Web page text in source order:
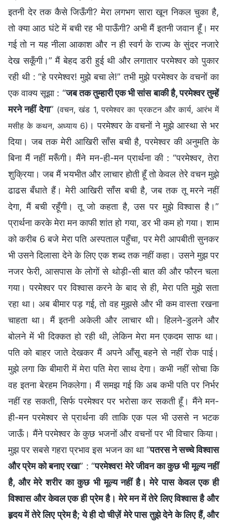
इतनी देर तक कैसे जिऊँगी? मेरा लगभग सारा खून निकल चुका है,
तो क्या आठ घंटे में बची रह भी पाऊँगी? अभी मैं इतनी जवान हूँ। मर
गई तो न यह नीला आकाश और न ही स्वर्ग के राज्य के सुंदर नजारे
देख सकूँगी।” मैं बेहद डरी हुई थी और लगातार परमेश्वर को पुकार
रही थी : “हे परमेश्वर! मुझे बचा ले!” तभी मुझे परमेश्वर के वचनों का
एक वाक्य सूझा : “जब तक तुम्हारी एक भी सांस बाकी है, परमेश्वर तुम्हें
मरने नहीं देगा” (वचन, खंड 1, परमेश्वर का प्रकटन और कार्य, आरंभ में
मसीह के कथन, अध्याय 6) । परमेश्वर के वचनों ने मुझे आस्था से भर
दिया। जब तक मेरी आखिरी साँस बची है, परमेश्वर की अनुमति के
बिना मैं नहीं मरूँगी। मैंने मन-ही-मन प्रार्थना की : “परमेश्वर, तेरा
शुक्रिया। जब मैं भयभीत और लाचार होती हूँ तो केवल तेरे वचन मुझे
ढाढस बँधाते हैं। मेरी आखिरी साँस बची है, जब तक तू मरने नहीं
देगा, मैं बची रहूँगी। तू जो कहता है, उस पर मुझे विश्वास है।”
प्रार्थना करके मेरा मन काफी शांत हो गया, डर भी कम हो गया। शाम
को करीब 6 बजे मेरा पति अस्पताल पहुँचा, पर मेरी आपबीती सुनकर
भी उसने दिलासा देने के लिए एक शब्द तक नहीं कहा। उसने मुझ पर
नजर फेरी, आसपास के लोगों से थोड़ी-सी बात की और फौरन चला
गया। परमेश्वर पर विश्वास करने के बाद से ही, मेरा पति मुझे सता
रहा था। अब बीमार पड़ गई, तो वह मुझसे और भी कम वास्ता रखना
चाहता था। मैं इतनी अकेली और लाचार थी। हिलने-डुलने और
बोलने में भी दिक्कत हो रही थी, लेकिन मेरा मन एकदम साफ था।
पति को बाहर जाते देखकर मैं अपने आँसू बहने से नहीं रोक पाई।
मुझे लगा कि बीमारी में मेरा पति मेरा साथ देगा। कभी नहीं सोचा कि
वह इतना बेरहम निकलेगा। मैं समझ गई कि अब कभी पति पर निर्भर
नहीं रह सकती, सिर्फ परमेश्वर पर भरोसा कर सकती हूँ। मैंने मन-
ही-मन परमेश्वर से प्रार्थना की ताकि एक पल भी उससे न भटक
जाऊँ। मैंने परमेश्वर के कुछ भजनों और वचनों पर भी विचार किया।
मुझ पर सबसे गहरा प्रभाव इस भजन का था “पतरस ने सच्चे विश्वास
और प्रेम को बनाए रखा” : “परमेश्वर! मेरे जीवन का कुछ भी मूल्य नहीं
है, और मेरे शरीर का कुछ भी मूल्य नहीं है। मेरे पास केवल एक ही
विश्वास और केवल एक ही प्रेम है। मेरे मन में तेरे लिए विश्वास है और
हृदय में तेरे लिए प्रेम है; ये ही दो चीज़ें मेरे पास तुझे देने के लिए हैं, और